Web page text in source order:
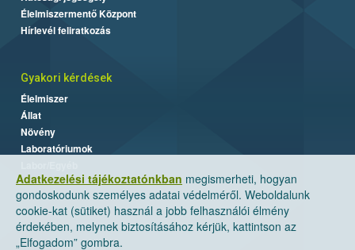
Adatkezelési tájékoztatónkban megismerheti, hogyan
gondoskodunk személyes adatai védelméről. Weboldalunk
cookie-kat (sütiket) használ a jobb felhasználói élmény
érdekében, melynek biztosításához kérjük, kattintson az
„Elfogadom” gombra.
Élelmiszermentő Központ
Hírlevél feliratkozás
Gyakori kérdések
Élelmiszer
Állat
Növény
Laboratóriumok